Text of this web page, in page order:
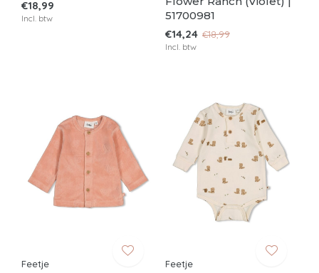
€18,99
Incl. btw
51700981
€14,24 €18,99
Incl. btw
Feetje Feetje